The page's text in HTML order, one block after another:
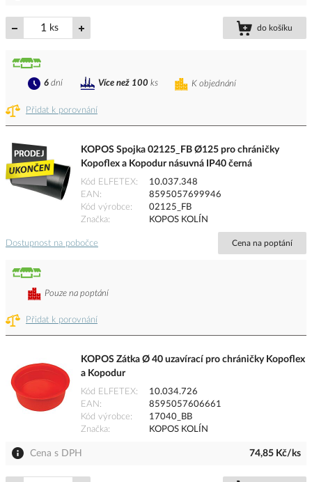
ks do košíku
Přidat k porovnání
K objednání
6 dní Více než 100 ks
KOPOS Spojka 02125_FB Ø125 pro chráničky
Kopoflex a Kopodur násuvná IP40 černá
Kód ELFETEX
10.037.348
EAN
8595057699946
Kód výrobce
02125_FB
Značka
KOPOS KOLÍN
Dostupnost na pobočce Cena na poptání
Přidat k porovnání
Pouze na poptání
KOPOS Zátka Ø 40 uzavírací pro chráničky Kopoflex
a Kopodur
Kód ELFETEX
10.034.726
EAN
8595057606661
Kód výrobce
17040_BB
Značka
KOPOS KOLÍN
Cena s DPH 74,85 Kč/ks